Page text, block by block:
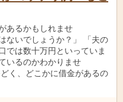
あるかもしれませ
ないでしょうか？」 「夫の
では数十万円といっていま
いるのかわかりませ
く、どこかに借金があるの